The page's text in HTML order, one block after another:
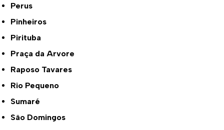
Perus
Pinheiros
Pirituba
Praça da Arvore
Raposo Tavares
Rio Pequeno
Sumaré
São Domingos